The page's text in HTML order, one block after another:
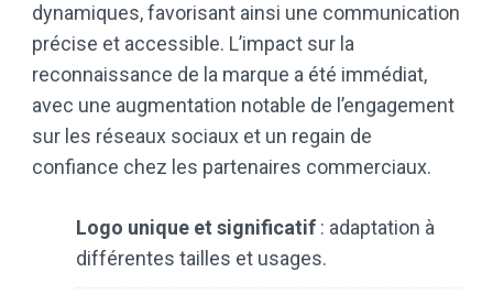
dynamiques, favorisant ainsi une communication
précise et accessible. L’impact sur la
reconnaissance de la marque a été immédiat,
avec une augmentation notable de l’engagement
sur les réseaux sociaux et un regain de
confiance chez les partenaires commerciaux.
Logo unique et significatif : adaptation à
différentes tailles et usages.